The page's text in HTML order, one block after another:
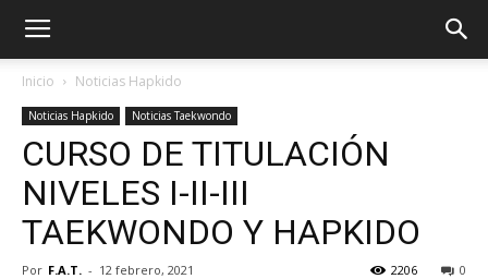
Inicio Noticias Hapkido
Noticias Hapkido Noticias Taekwondo
CURSO DE TITULACIÓN
NIVELES I-II-III
TAEKWONDO Y HAPKIDO
Por F.A.T. - 12 febrero, 2021 0
2206